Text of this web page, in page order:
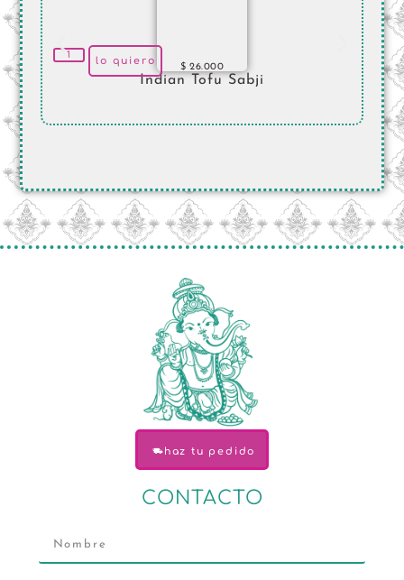
Indian Tofu Sabji
$ 26.000
lo quiero
haz tu pedido
CONTACTO